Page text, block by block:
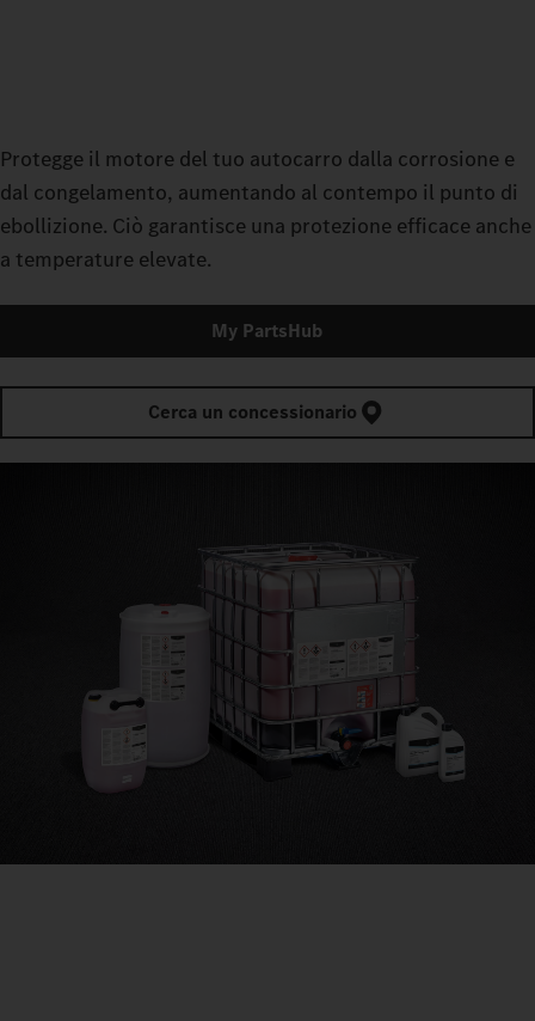
Protegge il motore del tuo autocarro dalla corrosione e
dal congelamento, aumentando al contempo il punto di
ebollizione. Ciò garantisce una protezione efficace anche
a temperature elevate.
My PartsHub
Cerca un concessionario